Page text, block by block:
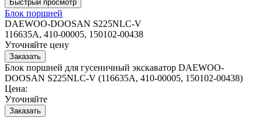
Блок поршней
DAEWOO-DOOSAN S225NLC-V
116635A, 410-00005, 150102-00438
Уточняйте цену
Блок поршней для гусеничный экскаватор DAEWOO-
DOOSAN S225NLC-V (116635A, 410-00005, 150102-00438)
Цена:
Уточняйте